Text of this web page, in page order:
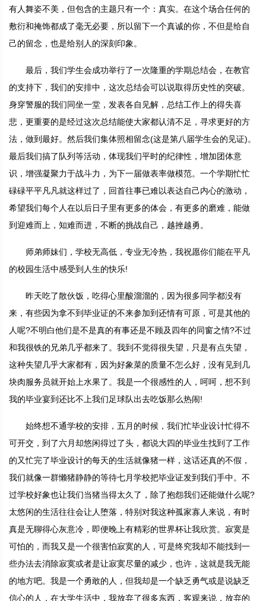
有人舞姿不美，但包含的主题只有一个：真实。在这个场合任何的
敷衍和掩饰都成了毫无必要，所以留下一个真诚的你，不但是给自
己的留念，也是给别人的深刻印象。
最后，我们学生会成功举行了一次隆重的学期总结会，在教官
的支持下，我们的安排中，这次总结会可以说取得历史性的突破。
身穿警服的我们同坐一堂，发表各自见解，总结工作上的得失喜
悲，更重要的是经过这次总结能使大家都认清不足，寻求更好的方
法，做到最好。然后我们集体照相留念(这是第八届学生会的见证)。
最后我们搞了队列等活动，体现我们平时的纪律性，增加团体意
识，增强凝聚力于战斗力，为下一届做表率做模范。一个学期忙忙
碌碌平平凡凡就这样过了，回首往事已难以表达自己内心的激动，
希望我们每个人在以后日子里有更多的体会，有更多的磨难，能做
到迎难而上，知难而进，不断的挑战自己，越挫越勇。
师弟师妹们，学校无高低，专业无冷热，我祝愿你们能在平凡
的校园生活中感受到人生的快乐!
昨天吃了散伙饭，吃得心里酸溜溜的，因为很多同学都没有
来，有些因为拿不到毕业证的不来参加到还情有可原，可是其他的
人呢?不明白他们是不是真的有事还是不顾及四年的同窗之情?不过
和我很铁的兄弟几乎都来了。我到不觉得很失望，只是有点失望，
这种失望几乎大家都有，因为好象菜的质量不怎么好，没有见到几
块肉服务员就开始上水果了。我是一个很感性的人，呵呵，想不到
我的毕业宴到还比不上我们足球队出去吃饭那么热闹!
始终想不通学校的安排，五月的时候，我们忙毕业设计忙得不
可开交，到了六月却悠闲得过了头，都说大四的毕业生找到了工作
的又忙完了毕业设计的每天的生活就像猪一样，这话还真的不假，
我们就像一群懒猪静静的等待七月学校把毕业证发到我们手中。不
过学校好象也让我们当猪当得太久了，除了抱怨我们还能做什么呢?
太悠闲的生活往往会让人堕落，特别对我这种孤家寡人来说，有时
真是无聊得心灰意冷，即便晚上有精彩的世界杯让我欣赏。寂寞是
可怕的，而我又是一个很害怕寂寞的人，可是终究我却不能找到一
些办法去消除寂寞或者是让寂寞尽量的减少，也许，这就是我无能
的地方吧。我是一个勇敢的人，但我却是一个缺乏勇气或是说缺乏
信心的人，在大学生活中，我放弃了很多东西，客观来说，放弃的